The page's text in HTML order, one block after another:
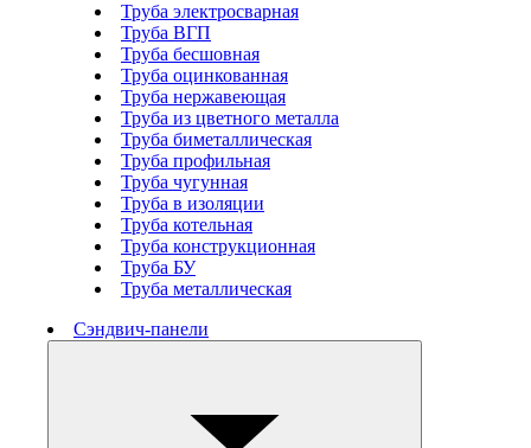
Труба электросварная
Труба ВГП
Труба бесшовная
Труба оцинкованная
Труба нержавеющая
Труба из цветного металла
Труба биметаллическая
Труба профильная
Труба чугунная
Труба в изоляции
Труба котельная
Труба конструкционная
Труба БУ
Труба металлическая
Сэндвич-панели